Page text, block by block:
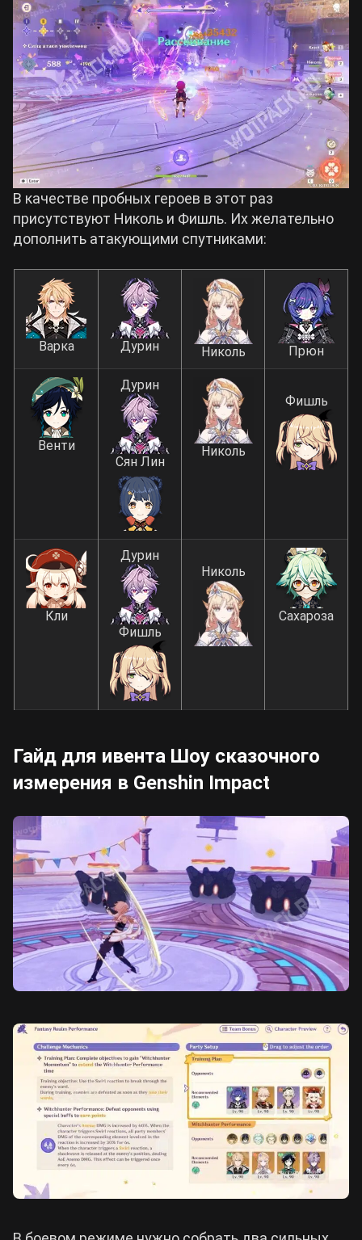
В качестве пробных героев в этот раз
присутствуют Николь и Фишль. Их желательно
дополнить атакующими спутниками:
Варка Дурин Николь Прюн
Венти
Дурин
Сян Лин
Николь
Фишль
Кли
Дурин
Фишль
Николь
Сахароза
Гайд для ивента Шоу сказочного
измерения в Genshin Impact